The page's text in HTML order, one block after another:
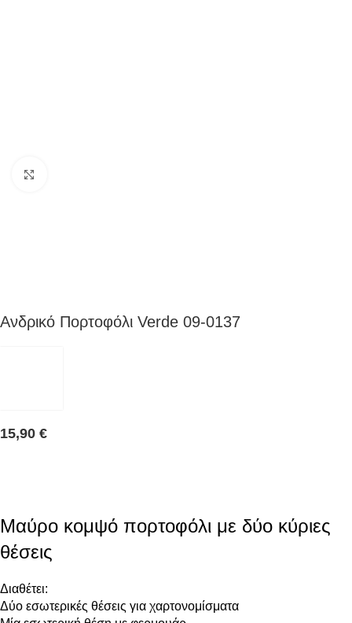
Ανδρικό Πορτοφόλι Verde 09-0137
15,90 €
Μαύρο κομψό πορτοφόλι με δύο κύριες
θέσεις
Διαθέτει:
Δύο εσωτερικές θέσεις για χαρτονομίσματα